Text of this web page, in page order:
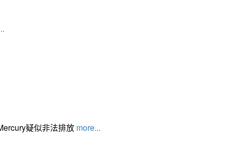
疑似非法排放 more...